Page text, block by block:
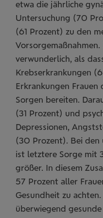
etwa die jährliche
Untersuchung (70
(61 Prozent) zu den
verwunderlich, als
Krebserkrankungen
Erkrankungen
Sorgen bereiten.
(31 Prozent) und
Depressionen,
(30 Prozent). Bei
ist letztere Sorge mit
größer. In diesem
57 Prozent aller
Gesundheit zu
überwiegend